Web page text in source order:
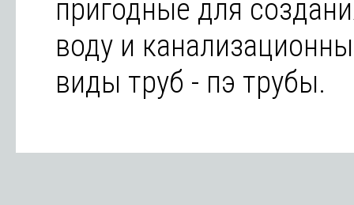
пригодные для
воду и
виды труб - пэ трубы.